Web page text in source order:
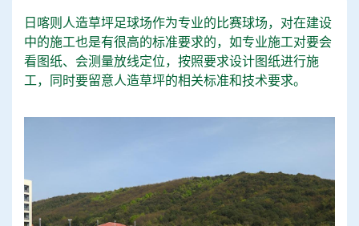
日喀则人造草坪足球场作为专业的比赛球场，对在建设
中的施工也是有很高的标准要求的，如专业施工对要会
看图纸、会测量放线定位，按照要求设计图纸进行施
工，同时要留意人造草坪的相关标准和技术要求。